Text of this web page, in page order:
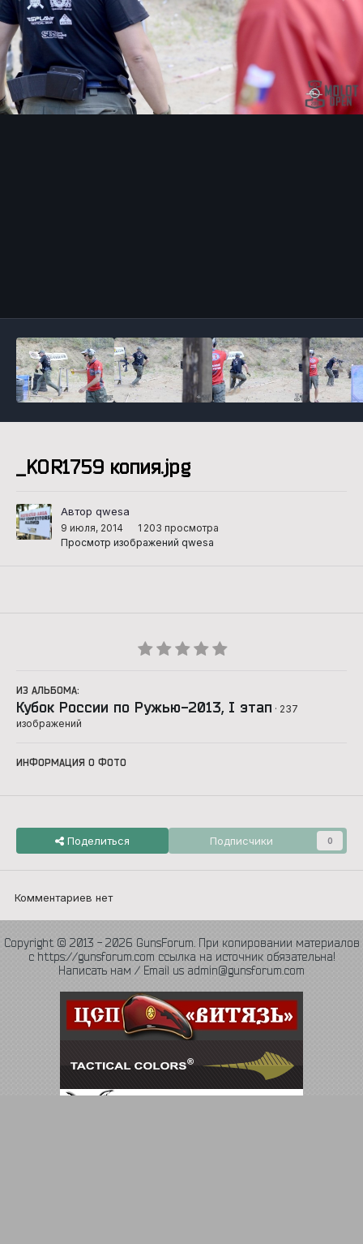
_KOR1759 копия.jpg
Автор qwesa
9 июля, 2014
1 203 просмотра
Просмотр изображений qwesa
ИЗ АЛЬБОМА:
Кубок России по Ружью-2013, I этап · 237
изображений
ИНФОРМАЦИЯ О ФОТО
Поделиться Подписчики 0
Комментариев нет
Copyright © 2013 - 2026 GunsForum. При копировании материалов
с https://gunsforum.com ссылка на источник обязательна!
Написать нам / Email us admin@gunsforum.com